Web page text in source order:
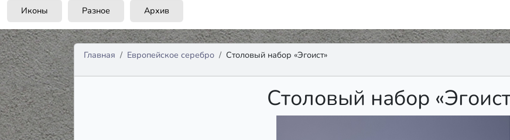
Иконы Разное Архив
Главная Европейское серебро Столовый набор «Эгоист»
Столовый набор